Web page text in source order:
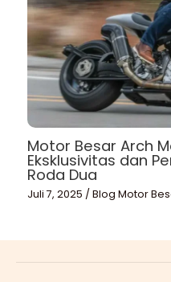
Motor Besar Arch
Eksklusivitas dan
Roda Dua
Juli 7, 2025 /Blog Motor